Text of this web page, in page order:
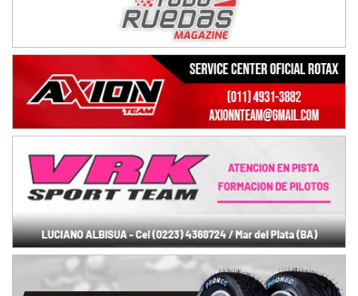
Trenque Lauquen (Buenos Aires)
ENTRERRIANO - F6 (POSTERGADA)
Parque de la Velocidad (Asfalto)
VICTORIENSE - F7
Victoria (Entre Ríos)
PATAGONICO - F6
Moto Club Reginense (Tierra)
Gral. E. Godoy (Río Negro)
CSK - F7
Juventud Unida (Tierra)
Humboldt (Santa Fe)
NORESTE SANTAFESINO - F6